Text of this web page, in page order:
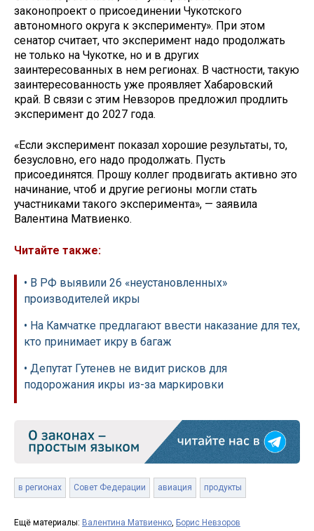
законопроект о присоединении Чукотского
автономного округа к эксперименту». При этом
сенатор считает, что эксперимент надо продолжать
не только на Чукотке, но и в других
заинтересованных в нем регионах. В частности, такую
заинтересованность уже проявляет Хабаровский
край. В связи с этим Невзоров предложил продлить
эксперимент до 2027 года.
«Если эксперимент показал хорошие результаты, то,
безусловно, его надо продолжать. Пусть
присоединятся. Прошу коллег продвигать активно это
начинание, чтоб и другие регионы могли стать
участниками такого эксперимента», — заявила
Валентина Матвиенко.
Читайте также:
• В РФ выявили 26 «неустановленных»
производителей икры
• На Камчатке предлагают ввести наказание для тех,
кто принимает икру в багаж
• Депутат Гутенев не видит рисков для
подорожания икры из-за маркировки
в регионах Совет Федерации авиация продукты
Ещё материалы: Валентина Матвиенко, Борис Невзоров